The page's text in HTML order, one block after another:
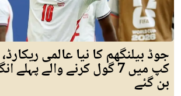
جوڈ بیلنگھم کا نیا عالمی
کپ میں 7 گول کرنے والے
بن گئے